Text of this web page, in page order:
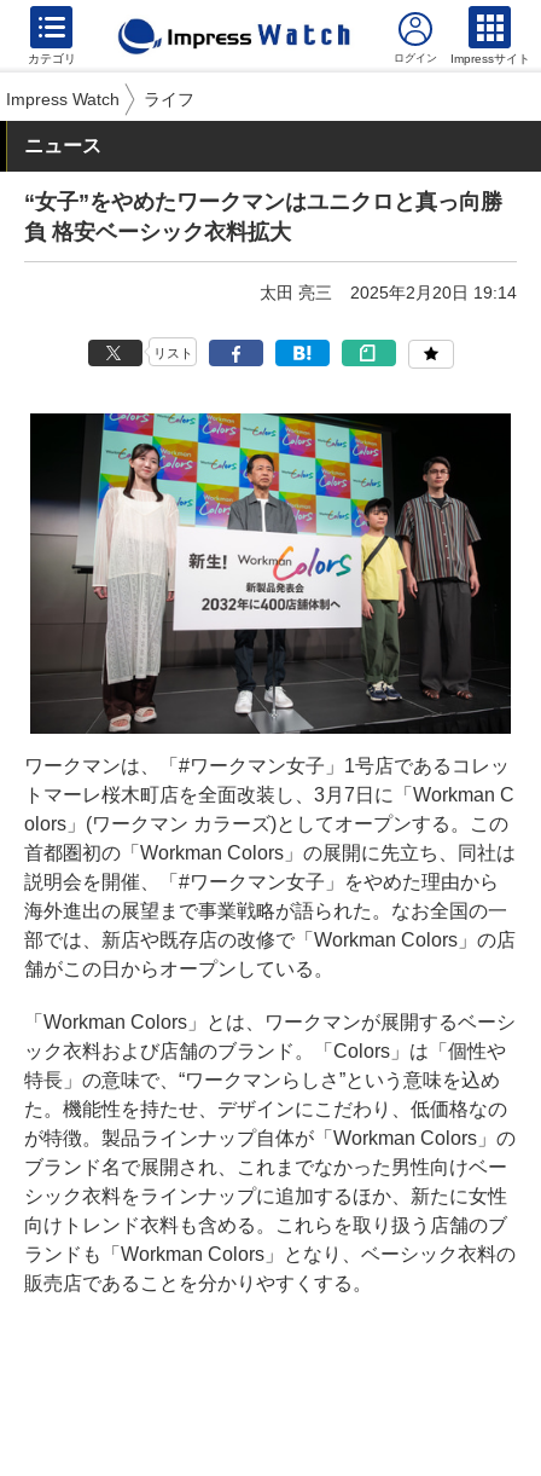
カテゴリ Impressサイト
Impress Watch ライフ
ニュース
“女子”をやめたワークマンはユニクロと真っ向勝
負 格安ベーシック衣料拡大
太田 亮三 2025年2月20日 19:14
リスト
ワークマンは、「#ワークマン女子」1号店であるコレッ
トマーレ桜木町店を全面改装し、3月7日に「Workman C
olors」(ワークマン カラーズ)としてオープンする。この
首都圏初の「Workman Colors」の展開に先立ち、同社は
説明会を開催、「#ワークマン女子」をやめた理由から
海外進出の展望まで事業戦略が語られた。なお全国の一
部では、新店や既存店の改修で「Workman Colors」の店
舗がこの日からオープンしている。
「Workman Colors」とは、ワークマンが展開するベーシ
ック衣料および店舗のブランド。「Colors」は「個性や
特長」の意味で、“ワークマンらしさ”という意味を込め
た。機能性を持たせ、デザインにこだわり、低価格なの
が特徴。製品ラインナップ自体が「Workman Colors」の
ブランド名で展開され、これまでなかった男性向けベー
シック衣料をラインナップに追加するほか、新たに女性
向けトレンド衣料も含める。これらを取り扱う店舗のブ
ランドも「Workman Colors」となり、ベーシック衣料の
販売店であることを分かりやすくする。